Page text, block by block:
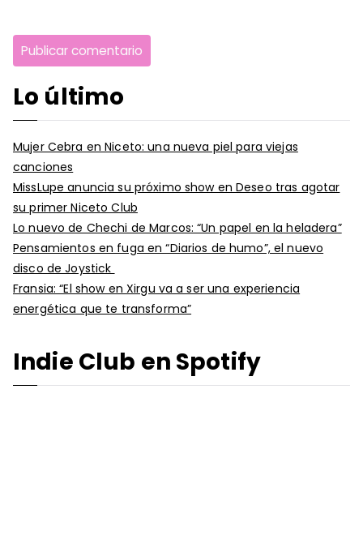
Lo último
Mujer Cebra en Niceto: una nueva piel para viejas
canciones
MissLupe anuncia su próximo show en Deseo tras agotar
su primer Niceto Club
Lo nuevo de Chechi de Marcos: “Un papel en la heladera”
Pensamientos en fuga en “Diarios de humo”, el nuevo
disco de Joystick
Fransia: “El show en Xirgu va a ser una experiencia
energética que te transforma”
Indie Club en Spotify